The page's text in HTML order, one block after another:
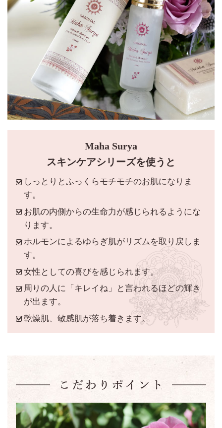
Maha Surya
スキンケアシリーズを使うと
しっとりとふっくらモチモチのお肌になりま
す。
お肌の内側からの生命力が感じられるようにな
ります。
ホルモンによるゆらぎ肌がリズムを取り戻しま
す。
女性としての喜びを感じられます。
周りの人に「キレイね」と言われるほどの輝き
が出ます。
乾燥肌、敏感肌が落ち着きます。